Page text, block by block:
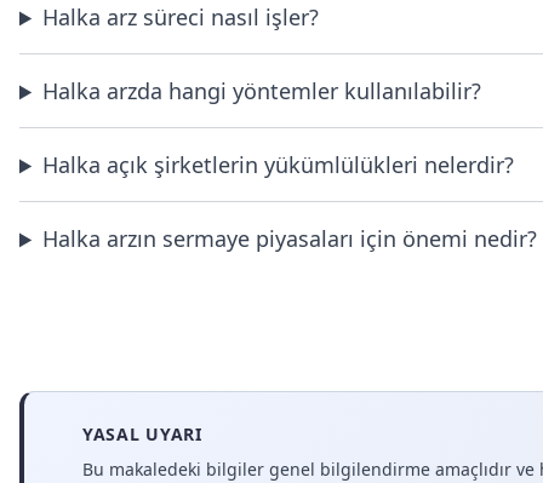
Halka arz süreci nasıl işler?
Halka arzda hangi yöntemler kullanılabilir?
Halka açık şirketlerin yükümlülükleri nelerdir?
Halka arzın sermaye piyasaları için önemi nedir?
YASAL UYARI
Bu makaledeki bilgiler genel bilgilendirme amaçlıdır ve